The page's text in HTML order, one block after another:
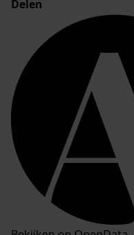
Delen